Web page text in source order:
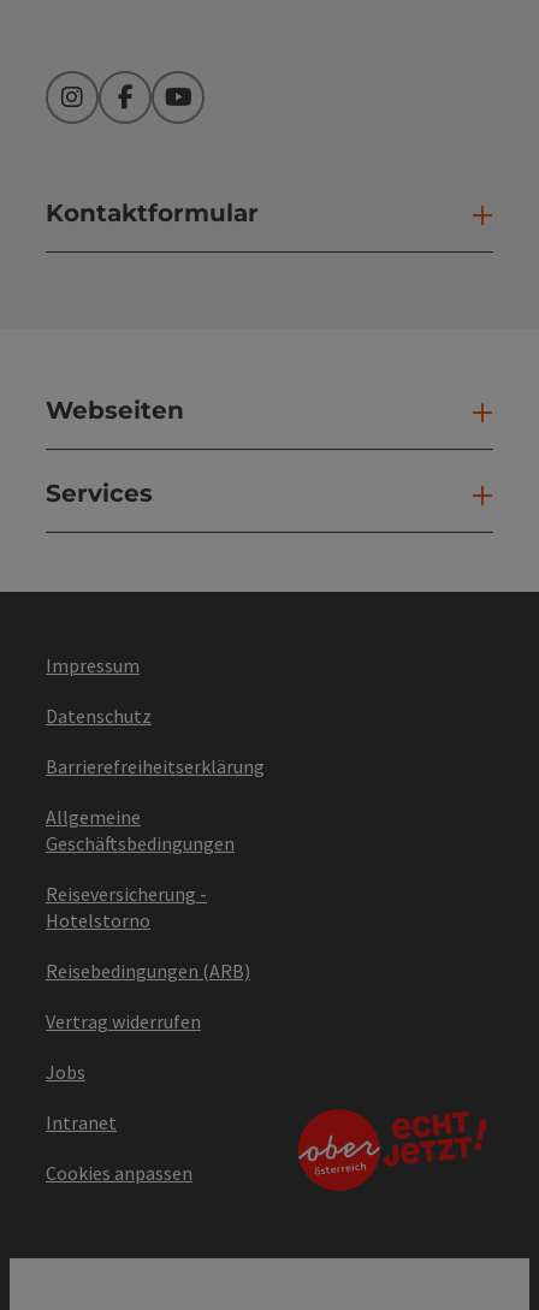
InstagramFacebookYouTube
Kontaktformular
Webseiten
Services
Impressum
Datenschutz
Barrierefreiheitserklärung
Allgemeine
Geschäftsbedingungen
Reiseversicherung -
Hotelstorno
Reisebedingungen (ARB)
Vertrag widerrufen
Jobs
Intranet
Cookies anpassen